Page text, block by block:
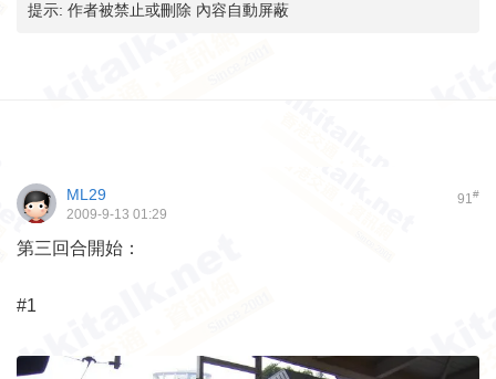
提示: 作者被禁止或刪除 內容自動屏蔽
91#
ML29
2009-9-13 01:29
第三回合開始：
#1